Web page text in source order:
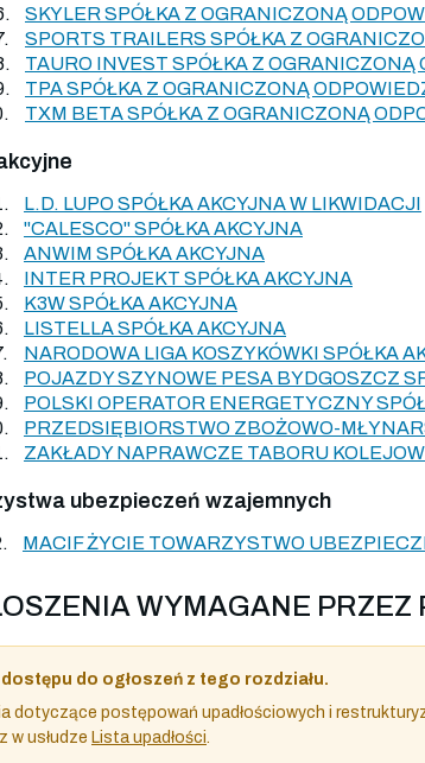
SKYLER SPÓŁKA Z OGRANICZONĄ
SPORTS TRAILERS SPÓŁKA Z
TAURO INVEST SPÓŁKA Z
TPA SPÓŁKA Z OGRANICZONĄ
TXM BETA SPÓŁKA Z OGRANICZONĄ
L.D. LUPO SPÓŁKA AKCYJNA W LIKWIDACJI
"CALESCO" SPÓŁKA AKCYJNA
ANWIM SPÓŁKA AKCYJNA
INTER PROJEKT SPÓŁKA AKCYJNA
K3W SPÓŁKA AKCYJNA
LISTELLA SPÓŁKA AKCYJNA
NARODOWA LIGA KOSZYKÓWKI SPÓŁKA
POJAZDY SZYNOWE PESA BYDGOSZCZ
POLSKI OPERATOR ENERGETYCZNY
PRZEDSIĘBIORSTWO ZBOŻOWO-
ZAKŁADY NAPRAWCZE TABORU
ubezpieczeń wzajemnych
MACIF ŻYCIE TOWARZYSTWO
WYMAGANE PRZEZ
dostępu do ogłoszeń z tego rozdziału.
dotyczące postępowań upadłościowych i
w usłudze Lista upadłości